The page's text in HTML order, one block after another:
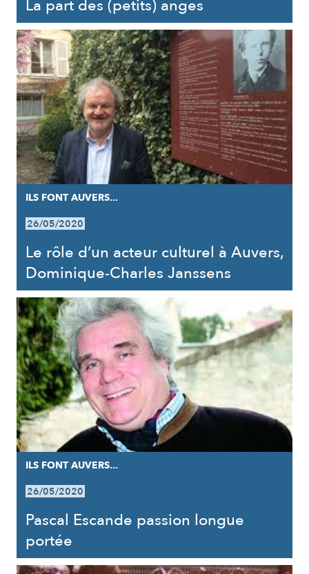
La part des (petits) anges
ILS FONT AUVERS...
26/05/2020
Le rôle d’un acteur culturel à Auvers,
Dominique-Charles Janssens
ILS FONT AUVERS...
26/05/2020
Pascal Escande passion longue
portée